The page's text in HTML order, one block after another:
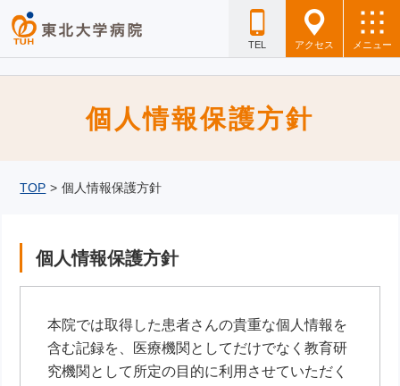
TEL アクセス メニュー
個人情報保護方針
TOP > 個人情報保護方針
個人情報保護方針
本院では取得した患者さんの貴重な個人情報を
含む記録を、医療機関としてだけでなく教育研
究機関として所定の目的に利用させていただく